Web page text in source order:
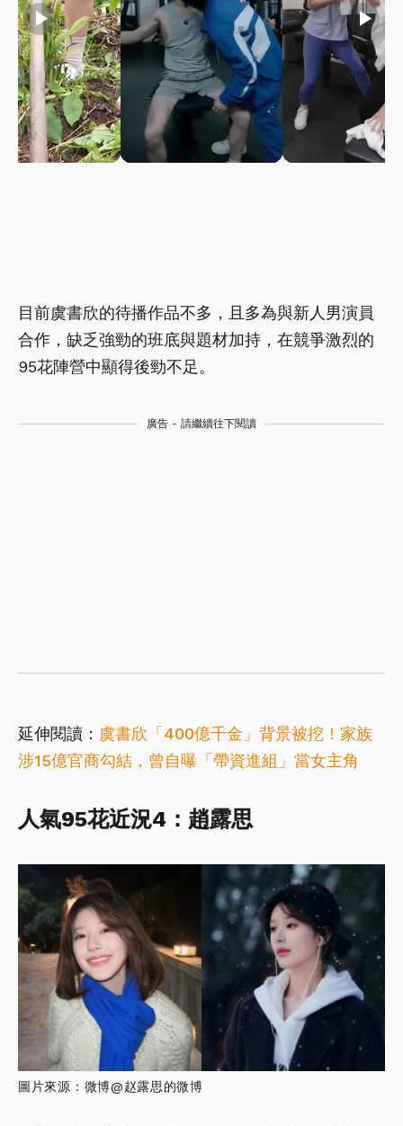
play_arrow play_arrow play_arrow
目前虞書欣的待播作品不多，且多為與新人男演員
合作，缺乏強勁的班底與題材加持，在競爭激烈的
95花陣營中顯得後勁不足。
廣告 - 請繼續往下閱讀
延伸閱讀： 虞書欣「400億千金」背景被挖！家族
涉15億官商勾結，曾自曝「帶資進組」當女主角
人氣95花近況4 ：趙露思
圖片來源：微博@赵露思的微博